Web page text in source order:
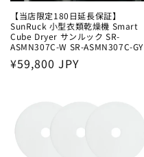
【当店限定180日延長保証】
SunRuck 小型衣類乾燥機 Smart
Cube Dryer サンルック SR-
ASMN307C-W SR-ASMN307C-GY
通
格
¥59,800 JPY